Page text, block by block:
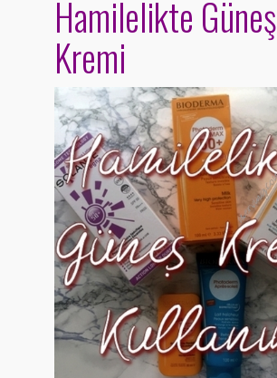
Hamilelikte Güneş
Kremi